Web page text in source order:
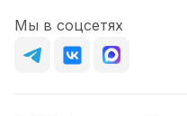
Мы в соцсетях